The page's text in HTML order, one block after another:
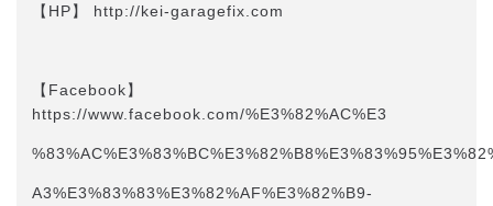
【HP】 http://kei-garagefix.com​​
【Facebook】
https://www.facebook.com/%E3%82%AC%E3
A3%E3%83%83%E3%82%AF%E3%82%B9-